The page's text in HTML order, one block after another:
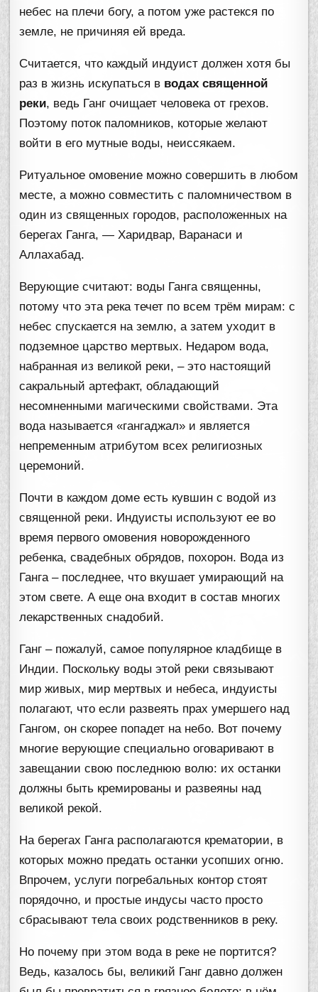
небес на плечи богу, а потом уже растекся по
земле, не причиняя ей вреда.
Считается, что каждый индуист должен хотя бы
раз в жизнь искупаться в водах священной
реки, ведь Ганг очищает человека от грехов.
Поэтому поток паломников, которые желают
войти в его мутные воды, неиссякаем.
Ритуальное омовение можно совершить в любом
месте, а можно совместить с паломничеством в
один из священных городов, расположенных на
берегах Ганга, — Харидвар, Варанаси и
Аллахабад.
Верующие считают: воды Ганга священны,
потому что эта река течет по всем трём мирам: с
небес спускается на землю, а затем уходит в
подземное царство мертвых. Недаром вода,
набранная из великой реки, – это настоящий
сакральный артефакт, обладающий
несомненными магическими свойствами. Эта
вода называется «гангаджал» и является
непременным атрибутом всех религиозных
церемоний.
Почти в каждом доме есть кувшин с водой из
священной реки. Индуисты используют ее во
время первого омовения новорожденного
ребенка, свадебных обрядов, похорон. Вода из
Ганга – последнее, что вкушает умирающий на
этом свете. А еще она входит в состав многих
лекарственных снадобий.
Ганг – пожалуй, самое популярное кладбище в
Индии. Поскольку воды этой реки связывают
мир живых, мир мертвых и небеса, индуисты
полагают, что если развеять прах умершего над
Гангом, он скорее попадет на небо. Вот почему
многие верующие специально оговаривают в
завещании свою последнюю волю: их останки
должны быть кремированы и развеяны над
великой рекой.
На берегах Ганга располагаются крематории, в
которых можно предать останки усопших огню.
Впрочем, услуги погребальных контор стоят
порядочно, и простые индусы часто просто
сбрасывают тела своих родственников в реку.
Но почему при этом вода в реке не портится?
Ведь, казалось бы, великий Ганг давно должен